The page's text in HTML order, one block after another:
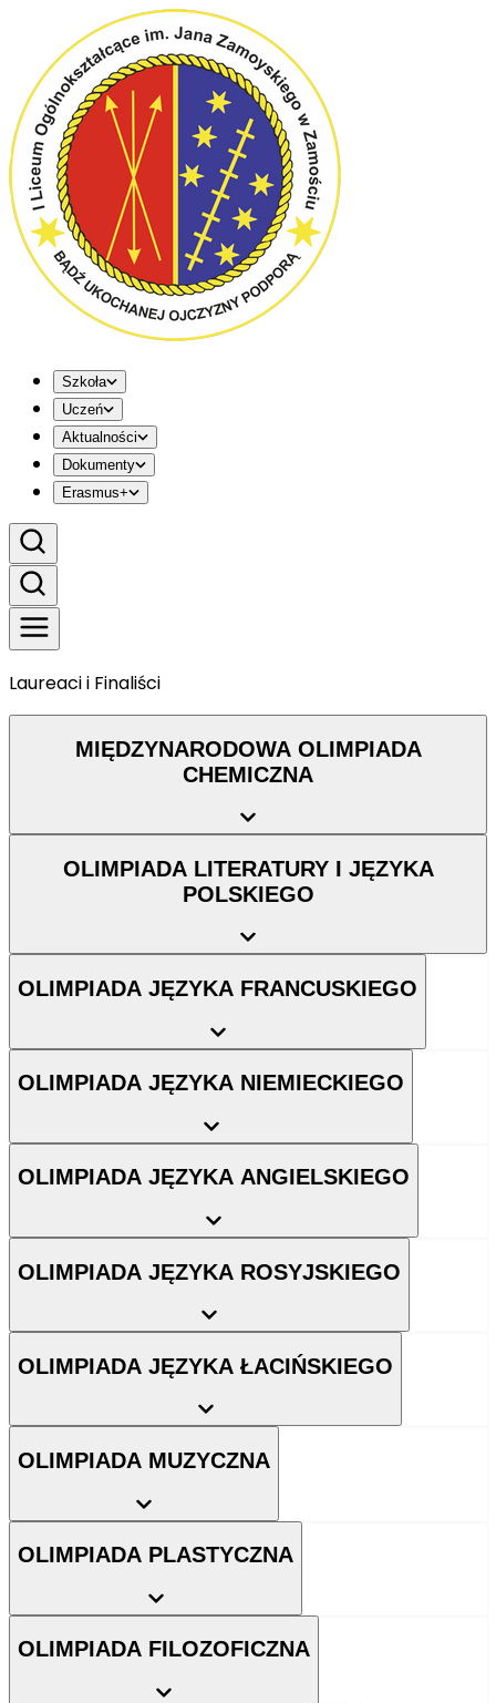
Szkoła
Uczeń
Aktualności
Dokumenty
Erasmus+
Laureaci i Finaliści
MIĘDZYNARODOWA OLIMPIADA
CHEMICZNA
OLIMPIADA LITERATURY I JĘZYKA
POLSKIEGO
OLIMPIADA JĘZYKA FRANCUSKIEGO
OLIMPIADA JĘZYKA NIEMIECKIEGO
OLIMPIADA JĘZYKA ANGIELSKIEGO
OLIMPIADA JĘZYKA ROSYJSKIEGO
OLIMPIADA JĘZYKA ŁACIŃSKIEGO
OLIMPIADA MUZYCZNA
OLIMPIADA PLASTYCZNA
OLIMPIADA FILOZOFICZNA